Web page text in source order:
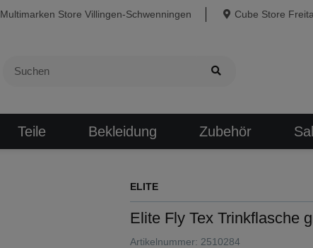
Multimarken Store Villingen-Schwenningen Cube Store
Teile Bekleidung Zubehör
ELITE
Elite Fly Tex Trinkflasche
Artikelnummer: 2510284